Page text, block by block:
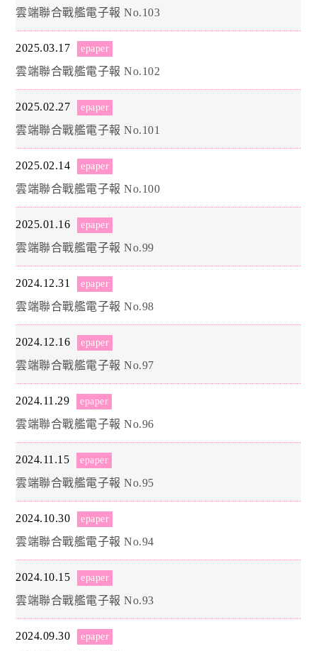
雲端聯合戰艦電子報 No.103
2025.03.17 epaper
雲端聯合戰艦電子報 No.102
2025.02.27 epaper
雲端聯合戰艦電子報 No.101
2025.02.14 epaper
雲端聯合戰艦電子報 No.100
2025.01.16 epaper
雲端聯合戰艦電子報 No.99
2024.12.31 epaper
雲端聯合戰艦電子報 No.98
2024.12.16 epaper
雲端聯合戰艦電子報 No.97
2024.11.29 epaper
雲端聯合戰艦電子報 No.96
2024.11.15 epaper
雲端聯合戰艦電子報 No.95
2024.10.30 epaper
雲端聯合戰艦電子報 No.94
2024.10.15 epaper
雲端聯合戰艦電子報 No.93
2024.09.30 epaper